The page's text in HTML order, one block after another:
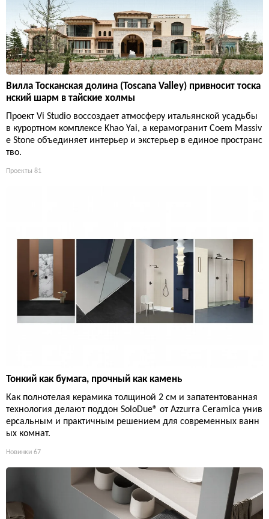
Вилла Тосканская долина (Toscana Valley) привносит тоска
нский шарм в тайские холмы
Проект Vi Studio воссоздает атмосферу итальянской усадьбы
в курортном комплексе Khao Yai, а керамогранит Coem Massiv
e Stone объединяет интерьер и экстерьер в единое пространс
тво.
Проекты 81
Тонкий как бумага, прочный как камень
Как полнотелая керамика толщиной 2 см и запатентованная
технология делают поддон SoloDue® от Azzurra Ceramica унив
ерсальным и практичным решением для современных ванн
ых комнат.
Новинки 67